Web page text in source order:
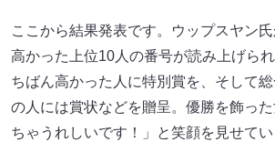
ここから結果発表です。ウップスヤン
高かった上位10人の番号が読み上げら
ちばん高かった人に特別賞を、そして
の人には賞状などを贈呈。優勝を飾っ
ちゃうれしいです！」と笑顔を見せてい